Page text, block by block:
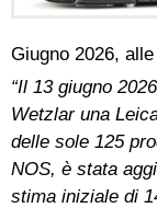
Giugno 2026,
“Il 13 giugno
Wetzlar una
delle sole 125
NOS, è stata
stima iniziale di